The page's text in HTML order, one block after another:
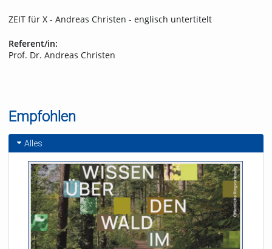
ZEIT für X - Andreas Christen - englisch untertitelt
Referent/in:
Prof. Dr. Andreas Christen
Empfohlen
Alles